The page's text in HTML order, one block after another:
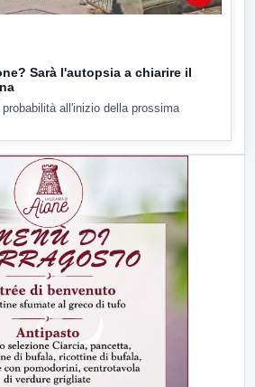
Sarà l'autopsia a chiarire il
all'inizio della prossima